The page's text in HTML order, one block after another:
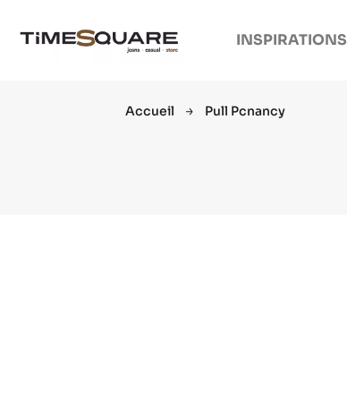
INSPIRATIONS
Accueil Pull Pcnancy